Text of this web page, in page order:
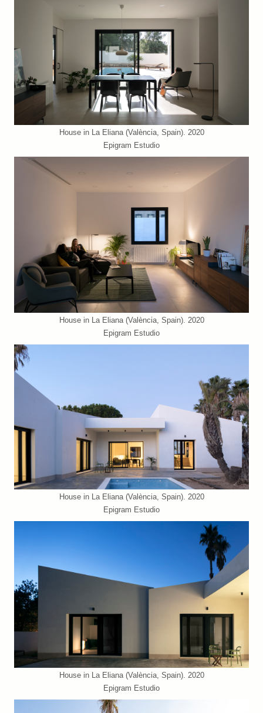
House in La Eliana (València, Spain). 2020
Epigram Estudio
House in La Eliana (València, Spain). 2020
Epigram Estudio
House in La Eliana (València, Spain). 2020
Epigram Estudio
House in La Eliana (València, Spain). 2020
Epigram Estudio